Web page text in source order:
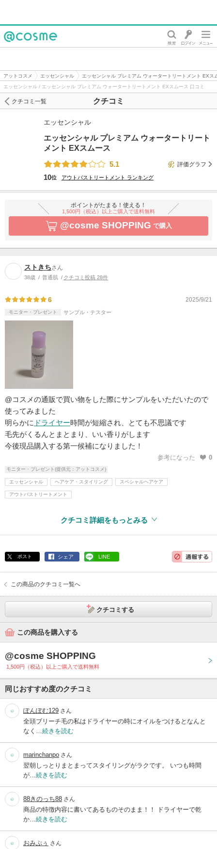
アットコスメ エッセンシャル
エッセンシャル プレミアム ウォータートリートメント EXス
エッセンシャル / エッセンシャル プレミアム ウォータートリートメント EXスムース 口コミ
クチコミ
クチコミ一覧
エッセンシャル
エッセンシャル プレミアム ウォータートリート
メント EXスムース
5.1
評価グラフ
10位 アウトバストリートメント ランキング
ポイントがたまる！使える！
1,500円（税込）以上ご購入で送料無料
@cosme SHOPPING で購入
ストきちさん
38歳 普通肌 クチコミ投稿 28件
6 2025/9/21
モニター・プレゼント サンプル・テスター
@コスメの通販で買い物をした際にサンプルをいただいたので
使ってみました
明らかに ドライヤー時間が短縮され、とても不思議です
毛先がくるんとまとまり、いい香りがします
今後現品購入する第一候補になりました！
参考になった 0
モニター・プレゼント(提供元：アットコスメ)
エッセンシャル ヘアケア・スタイリング スペシャルヘアケア
アウトバストリートメント
クチコミ詳細をもっとみる
ポスト シェア LINE
この商品のクチコミ一覧へ
クチコミする
この商品を購入する
@cosme SHOPPING
1,500円（税込）以上ご購入で送料無料
同じおすすめ度のクチコミ
ぽんぽむ129 さん
全頭ブリーチ毛の私はドライヤーの時にオイルをつけるとなんと
なく…続きを読む
marinchanpo さん
翌朝しっとりまとまってスタイリングがラクです。 いつも時間
が…続きを読む
88きのっち88 さん
商品の特徴内容に書いてあるものそのまま！！ ドライヤーで乾
か…続きを読む
おみぷぅ さん